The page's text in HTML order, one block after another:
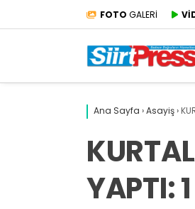
FOTO GALERİ
Ana Sayfa ›Asayiş›
YAPTI: